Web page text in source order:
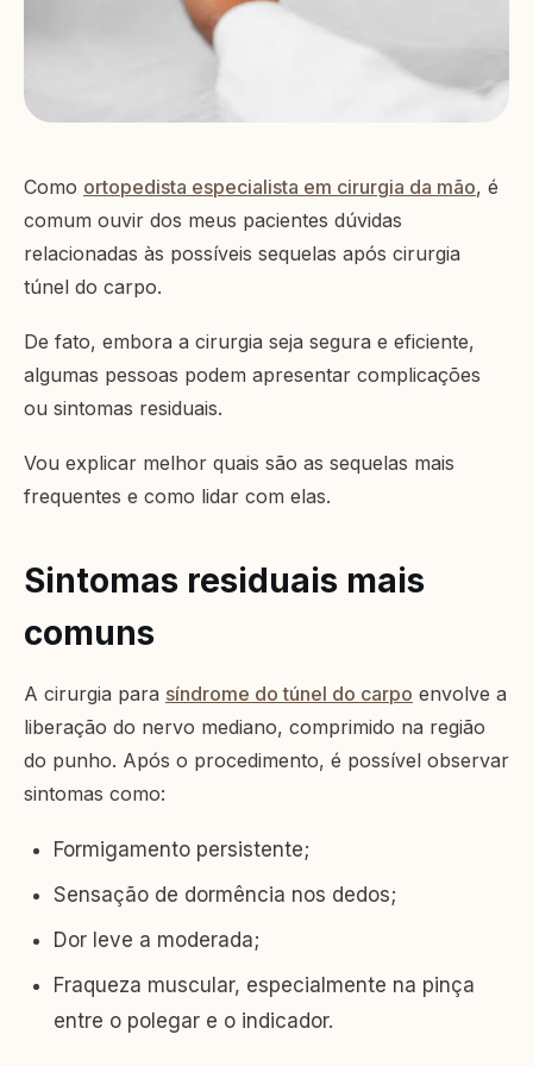
Como ortopedista especialista em cirurgia da mão, é
comum ouvir dos meus pacientes dúvidas
relacionadas às possíveis sequelas após cirurgia
túnel do carpo.
De fato, embora a cirurgia seja segura e eficiente,
algumas pessoas podem apresentar complicações
ou sintomas residuais.
Vou explicar melhor quais são as sequelas mais
frequentes e como lidar com elas.
Sintomas residuais mais
comuns
A cirurgia para síndrome do túnel do carpo envolve a
liberação do nervo mediano, comprimido na região
do punho. Após o procedimento, é possível observar
sintomas como:
Formigamento persistente;
Sensação de dormência nos dedos;
Dor leve a moderada;
Fraqueza muscular, especialmente na pinça
entre o polegar e o indicador.